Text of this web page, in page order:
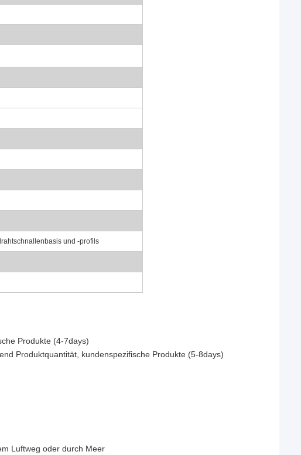
und -profils
Produkte (4-7days)
Produktquantität, kundenspezifische Produkte (5-8days)
Luftweg oder durch Meer